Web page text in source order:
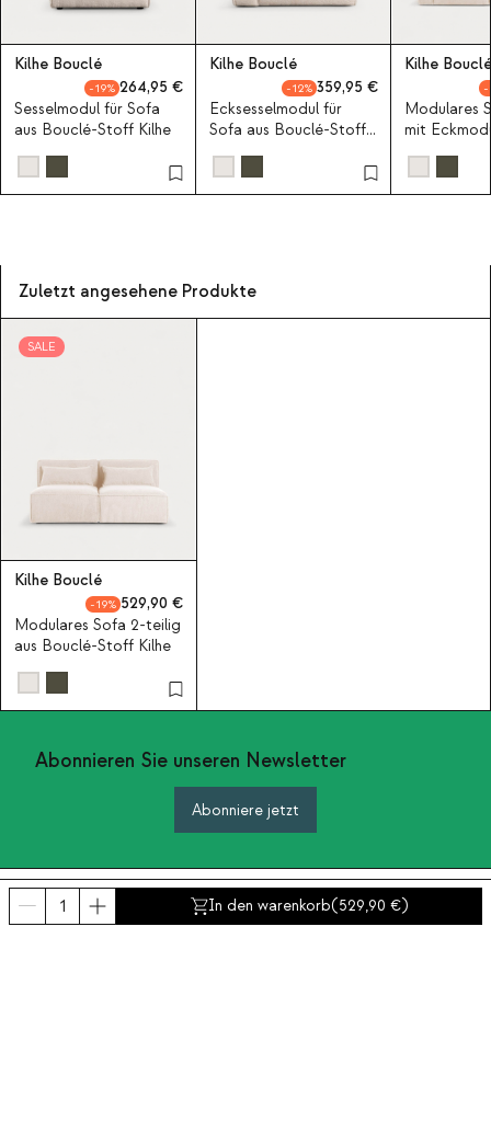
In den warenkorb(529,90 )
Kilhe Bouclé
19
264,95
Sesselmodul für Sofa
aus Bouclé-Stoff Kilhe
Kilhe Bouclé
12
359,95
Ecksesselmodul für
Sofa aus Bouclé-Stoff
Kilhe
Kilhe Bouclé
Modulares
mit
Bouclé-
Zuletzt angesehene Produkte
SALE
Kilhe Bouclé
19
529,90
Modulares Sofa 2-teilig
aus Bouclé-Stoff Kilhe
Abonnieren Sie unseren Newsletter
Abonniere jetzt
Über uns
Kategorien